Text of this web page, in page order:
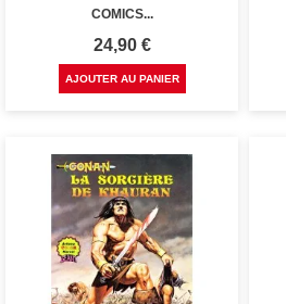
COMICS...
Prix
24,90 €
AJOUTER AU PANIER